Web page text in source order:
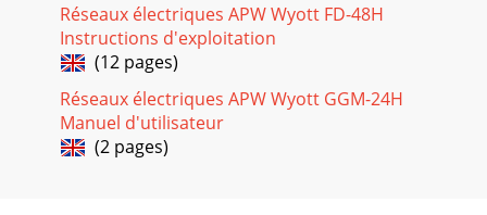
Réseaux électriques APW Wyott FD-48H
Instructions d'exploitation
(12 pages)
Réseaux électriques APW Wyott GGM-24H
Manuel d'utilisateur
(2 pages)